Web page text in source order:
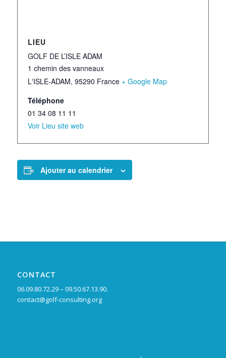
LIEU
GOLF DE L’ISLE ADAM
1 chemin des vanneaux
L'ISLE-ADAM, 95290 France + Google Map
Téléphone
01 34 08 11 11
Voir Lieu site web
Ajouter au calendrier
CONTACT
06.09.80.72.29 – 09.50.67.13.90.
contact@golf-consulting.org